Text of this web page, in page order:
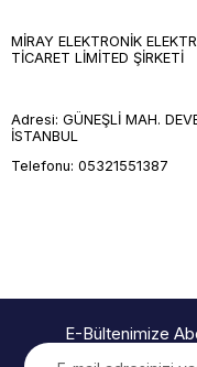
MİRAY ELEKTRONİK
TİCARET LİMİTED ŞİRKETİ
Adresi: GÜNEŞLİ MAH.
İSTANBUL
Telefonu: 05321551387
E-Bültenimize